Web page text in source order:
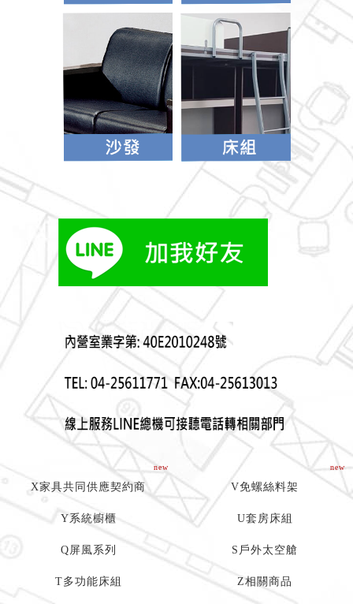
new
X家具共同供應契約商
new
V免螺絲料架
Y系統櫥櫃 U套房床組
Q屏風系列 S戶外太空艙
T多功能床組 Z相關商品